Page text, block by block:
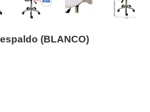
(BLANCO)